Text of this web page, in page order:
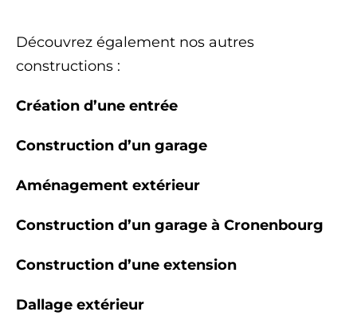
Découvrez également nos autres
constructions :
Création d’une entrée
Construction d’un garage
Aménagement extérieur
Construction d’un garage à Cronenbourg
Construction d’une extension
Dallage extérieur